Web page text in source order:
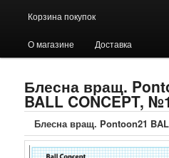
Корзина покупок
О магазине Доставка
Блесна вращ.
BALL CONCEPT,
Блесна вращ. Pontoon21